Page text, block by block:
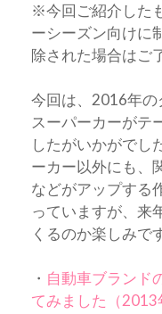
※今回ご紹介した
ーシーズン向けに
除された場合はご
今回は、2016年の
スーパーカーがテ
したがいかがでし
ーカー以外にも、
などがアップする
っていますが、来
くるのか楽しみで
・ 自動車ブランド
てみました（2013